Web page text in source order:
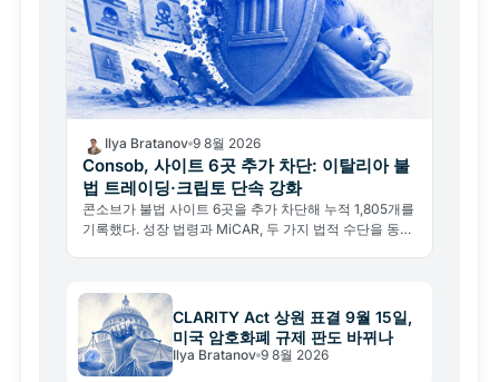
Ilya Bratanov 9 8월 2026
Consob, 사이트 6곳 추가 차단: 이탈리아 불
법 트레이딩·크립토 단속 강화
콘소브가 불법 사이트 6곳을 추가 차단해 누적 1,805개를
기록했다. 성장 법령과 MiCAR, 두 가지 법적 수단을 동시
CLARITY Act 상원 표결 9월 15일,
미국 암호화폐 규제 판도 바뀌나
Ilya Bratanov 9 8월 2026